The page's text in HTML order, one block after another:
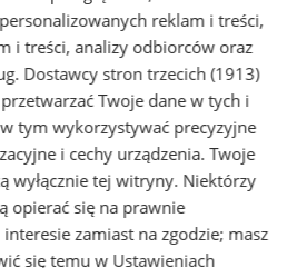
i społeczne
swoich rówieśników? A może
nieco więcej czasu?
szkoływ mieście
w Tychach oferującą
do indywidualnych
Postaw na swobodny rozwój
szkołami prywatnymi i
reklam i treści,
i treści, analizy odbiorców oraz
Dostawcy stron trzecich (1913)
Twoje dane w tych i
tym wykorzystywać precyzyjne
i cechy urządzenia. Twoje
wyłącznie tej witryny. Niektórzy
opierać się na prawnie
zamiast na zgodzie; masz
się temu w Ustawieniach